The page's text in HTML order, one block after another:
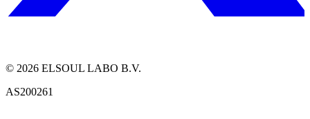
© 2026 ELSOUL LABO B.V.
AS200261